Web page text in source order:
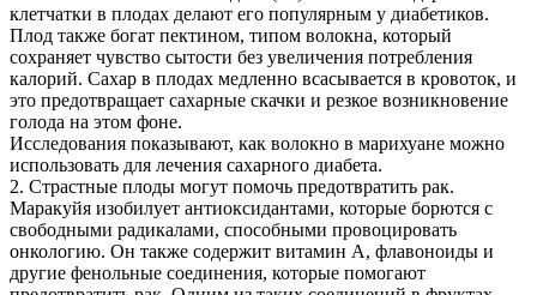
клетчатки в плодах делают его популярным у диабетиков.
Плод также богат пектином, типом волокна, который
сохраняет чувство сытости без увеличения потребления
калорий. Сахар в плодах медленно всасывается в кровоток, и
это предотвращает сахарные скачки и резкое возникновение
голода на этом фоне.
Исследования показывают, как волокно в марихуане можно
использовать для лечения сахарного диабета.
2. Страстные плоды могут помочь предотвратить рак.
Маракуйя изобилует антиоксидантами, которые борются с
свободными радикалами, способными провоцировать
онкологию. Он также содержит витамин А, флавоноиды и
другие фенольные соединения, которые помогают